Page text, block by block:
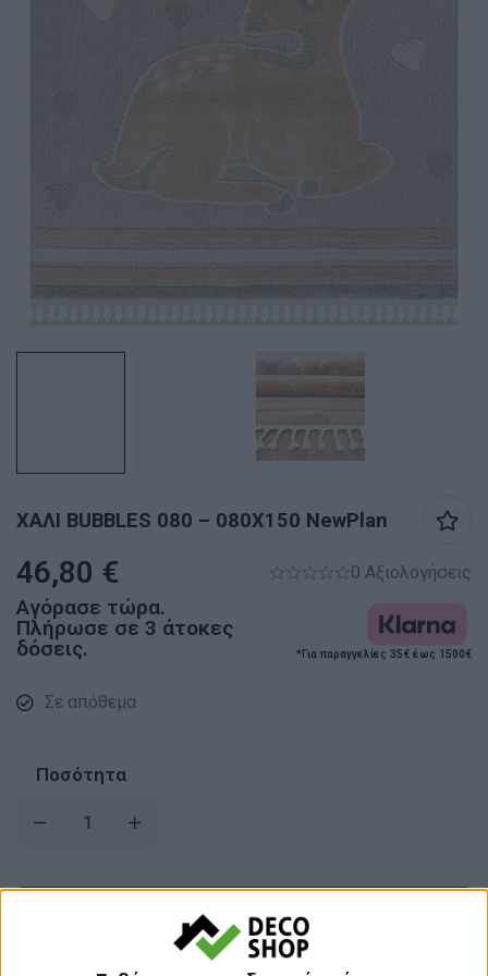
ΧΑΛΙ BUBBLES 080 – 080X150 NewPlan
46,80 € 0 Αξιολογήσεις
Αγόρασε τώρα.
Πλήρωσε σε 3 άτοκες
δόσεις.
*Για παραγγελίες 35€ έως 1500€
Σε απόθεμα
Ποσότητα